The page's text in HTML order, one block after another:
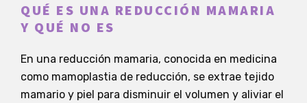
QUÉ ES UNA REDUCCIÓN MAMARIA
Y QUÉ NO ES
En una reducción mamaria, conocida en medicina
como mamoplastia de reducción, se extrae tejido
mamario y piel para disminuir el volumen y aliviar el